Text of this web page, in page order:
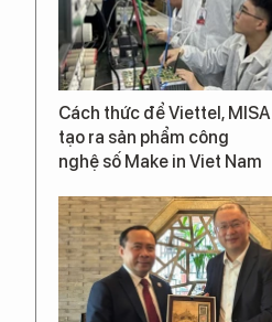
Cách thức để Viettel, MISA
tạo ra sản phẩm công
nghệ số Make in Viet Nam